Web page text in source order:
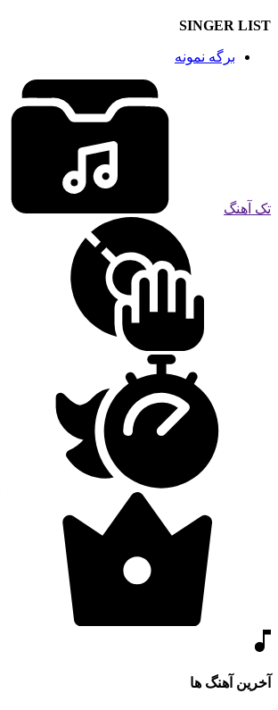
SINGER LIST
برگه نمونه
تک آهنگ
آخرین آهنگ ها